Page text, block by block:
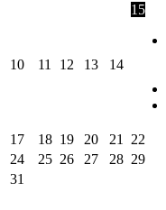
10 11 12 13 14
15
17 18 19 20 21 22
24
25 26 27 28 29
31